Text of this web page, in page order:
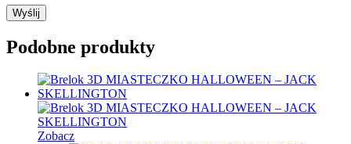
Podobne produkty
Zobacz